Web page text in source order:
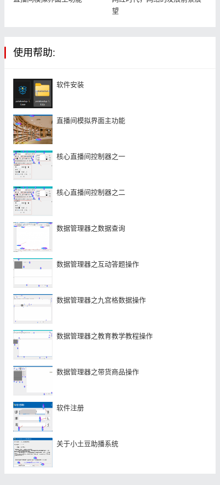
望
使用帮助:
软件安装
直播间模拟界面主功能
核心直播间控制器之一
核心直播间控制器之二
数据管理器之数据查询
数据管理器之互动答题操作
数据管理器之九宫格数据操作
数据管理器之教育教学教程操作
数据管理器之带货商品操作
软件注册
关于小土豆助播系统